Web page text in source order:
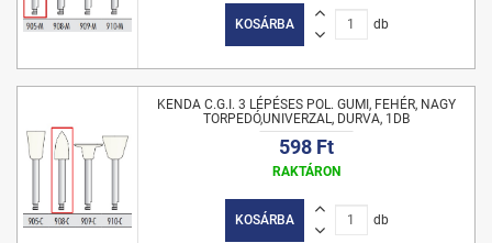
KOSÁRBA db
KENDA C.G.I. 3 LÉPÉSES POL. GUMI, FEHÉR, NAGY
TORPEDÓ,UNIVERZAL, DURVA, 1DB
598 Ft
RAKTÁRON
KOSÁRBA db